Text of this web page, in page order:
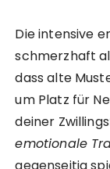
Die intensive
schmerzhaft
dass alte
um Platz für
deiner
emotionale